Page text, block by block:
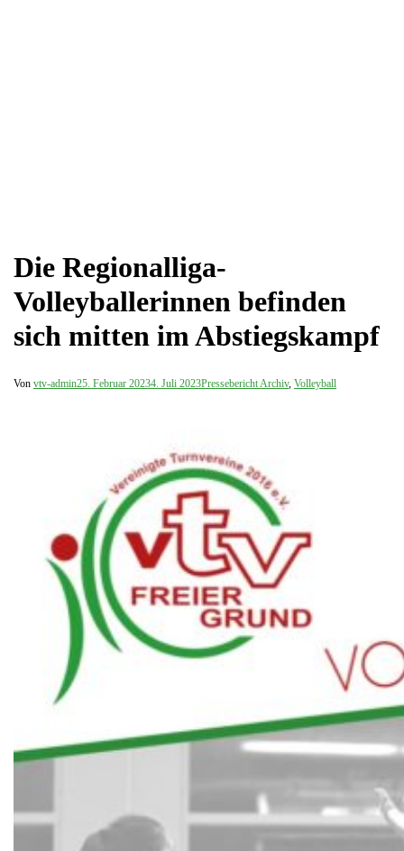
Die Regionalliga-
Volleyballerinnen befinden
sich mitten im Abstiegskampf
Von vtv-admin25. Februar 20234. Juli 2023Pressebericht Archiv, Volleyball